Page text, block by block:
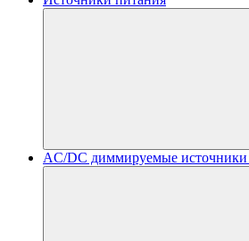
AC/DC диммируемые источники